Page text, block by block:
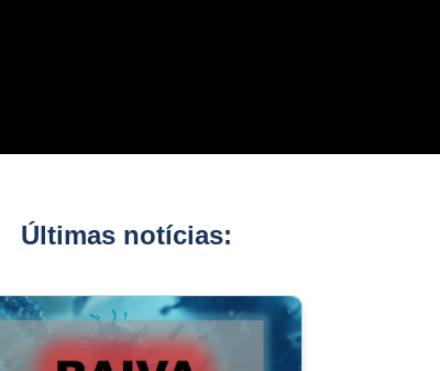
Últimas notícias: